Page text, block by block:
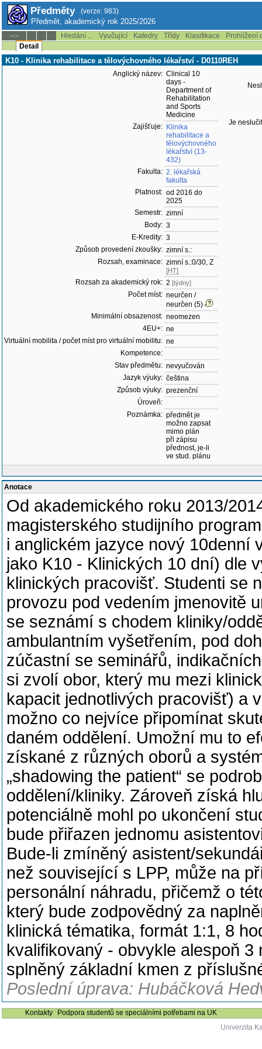
Předměty (verze: 983)
Předmět, akademický rok 2025/2026
--:-- Hledání ... Vyučující Katedry Třídy Klasifikace
Prohlížení
Detail
K10 - Klinika rehabilitace a tělovýchovného lékařství - D0110REH
Anglický název: Clinical 10
days -
Department of
Rehabilitation
and Sports
Medicine
Zajišťuje: Klinika
rehabilitace a
tělovýchovného
lékařství (13-
432)
Fakulta: 2. lékařská
fakulta
Platnost: od 2016 do
2025
Semestr: zimní
Body: 3
E-Kredity: 3
Způsob provedení zkoušky: zimní s.:
Rozsah, examinace: zimní s.:0/30, Z
[HT]
Rozsah za akademický rok: 2 [týdny]
Počet míst: neurčen /
neurčen (5)
Minimální obsazenost: neomezen
4EU+: ne
Virtuální mobilita / počet míst pro virtuální mobilitu: ne
Kompetence:
Stav předmětu: nevyučován
Jazyk výuky: čeština
Způsob výuky: prezenční
Úroveň:
Poznámka: předmět je
možno zapsat
mimo plán
při zápisu
přednost, je-li
ve stud. plánu
Je
Anotace
Od akademického roku 2013/
magisterského studijního
i anglickém jazyce nový 10denní
jako K10 - Klinických 10 dní) dle
klinických pracovišť. Studenti se
provozu pod vedením jmenovitě
se seznámí s chodem kliniky/
ambulantním vyšetřením, pod
zúčastní se seminářů,
si zvolí obor, který mu mezi
kapacit jednotlivých pracovišť) a
možno co nejvíce připomínat
daném oddělení. Umožní mu to
získané z různých oborů a
„shadowing the patient“ se
oddělení/kliniky. Zároveň získá
potenciálně mohl po ukončení
bude přiřazen jednomu
Bude-li zmíněný asistent/
než související s LPP, může na
personální náhradu, přičemž o
který bude zodpovědný za
klinická tématika, formát 1:1, 8
kvalifikovaný - obvykle alespoň
splněný základní kmen z
Poslední úprava: Hubáčková
Kontakty
Podpora studentů se speciálními potřebami na UK
Univerzita